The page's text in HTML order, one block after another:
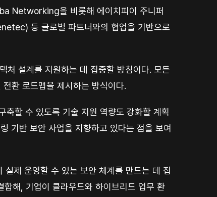
Networking을 비롯해 에이치피이 주니퍼
등 글로벌 파트너와의 협업을 기반으로
처 설계를 지원하는 데 집중할 방침이다. 모든
환 로드맵을 제시하는 방식이다.
축할 수 있도록 기술 지원 역량도 강화할 계획
기반 보안 사업을 지향하고 있다는 점을 보여
제 운영할 수 있는 보안 체계를 만드는 데 집
해, 기업이 클라우드와 하이브리드 업무 환